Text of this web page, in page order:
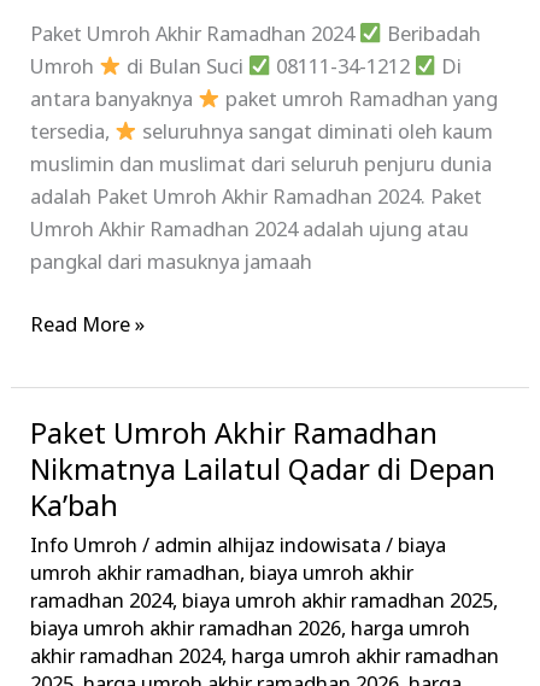
Paket Umroh Akhir Ramadhan 2024
Beribadah
Umroh
di Bulan Suci 08111-34-1212
Di
antara banyaknya
paket umroh Ramadhan yang
tersedia,
seluruhnya sangat diminati oleh kaum
muslimin dan muslimat dari seluruh penjuru dunia
adalah Paket Umroh Akhir Ramadhan 2024. Paket
Umroh Akhir Ramadhan 2024 adalah ujung atau
pangkal dari masuknya jamaah
Read More »
Paket Umroh Akhir Ramadhan
Nikmatnya Lailatul Qadar di Depan
Ka’bah
Info Umroh / admin alhijaz indowisata/ biaya
umroh akhir ramadhan, biaya umroh akhir
ramadhan 2024, biaya umroh akhir ramadhan 2025,
biaya umroh akhir ramadhan 2026, harga umroh
akhir ramadhan 2024, harga umroh akhir ramadhan
Paket
Umroh
Akhir
Nikmatnya
Lailatul
Qadar
di